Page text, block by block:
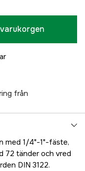
från
med 1/4"-1"-fäste,
72 tänder och vred
DIN 3122.